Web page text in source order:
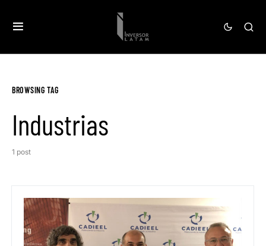
BROWSING TAG
Industrias
1 post